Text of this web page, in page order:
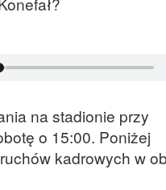
na stadionie przy
o 15:00. Poniżej
kadrowych w